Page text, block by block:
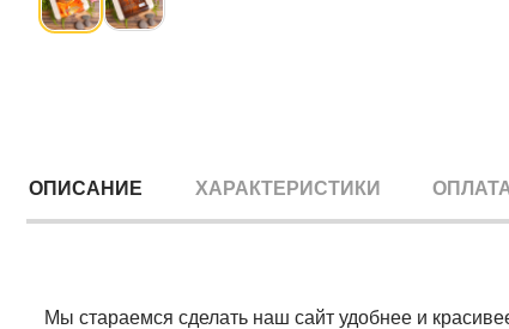
ОПИСАНИЕ ХАРАКТЕРИСТИКИ
Мы стараемся сделать наш сайт удобнее и